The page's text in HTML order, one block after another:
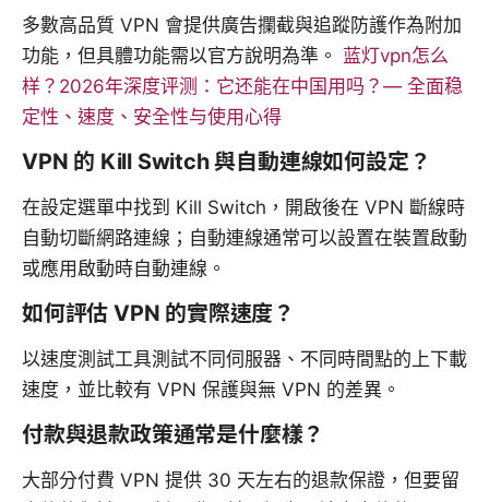
多數高品質 VPN 會提供廣告攔截與追蹤防護作為附加
功能，但具體功能需以官方說明為準。 蓝灯vpn怎么
样？2026年深度评测：它还能在中国用吗？— 全面稳
定性、速度、安全性与使用心得
VPN 的 Kill Switch 與自動連線如何設定？
在設定選單中找到 Kill Switch，開啟後在 VPN 斷線時
自動切斷網路連線；自動連線通常可以設置在裝置啟動
或應用啟動時自動連線。
如何評估 VPN 的實際速度？
以速度測試工具測試不同伺服器、不同時間點的上下載
速度，並比較有 VPN 保護與無 VPN 的差異。
付款與退款政策通常是什麼樣？
大部分付費 VPN 提供 30 天左右的退款保證，但要留